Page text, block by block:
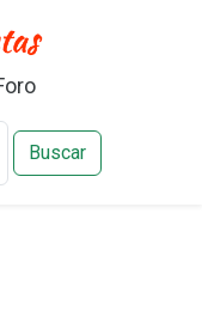
Buscar